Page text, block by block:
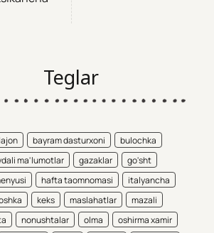
Teglar
bayram dasturxoni
bulochka
ma'lumotlar
gazaklar
go'sht
hafta taomnomasi
italyancha
keks maslahatlar
mazali
nonushtalar olma
oshirma xamir